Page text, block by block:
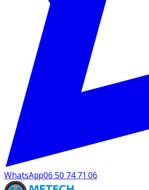
WhatsApp06 50 74 71 06